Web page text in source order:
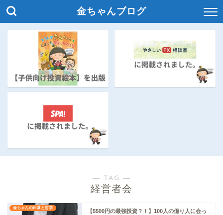
金ちゃんブログ
― TAG ―
経営者会
金ちゃんの日常と哲学
【5500円の最強投資？！】100人の億り人に会っ